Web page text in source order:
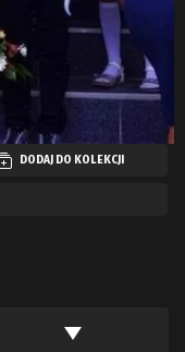
DODAJ DO KOLEKCJI